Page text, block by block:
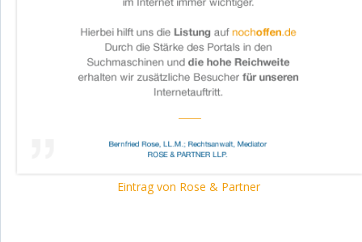
Eintrag von Rose & Partner